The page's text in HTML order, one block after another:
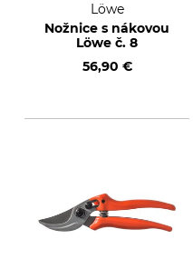
Löwe
Nožnice s nákovou
Löwe č. 8
56,90 €